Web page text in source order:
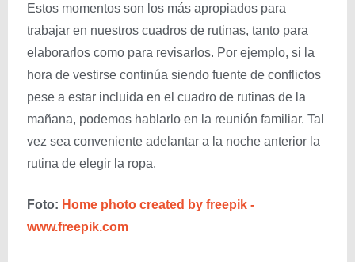
Estos momentos son los más apropiados para
trabajar en nuestros cuadros de rutinas, tanto para
elaborarlos como para revisarlos. Por ejemplo, si la
hora de vestirse continúa siendo fuente de conflictos
pese a estar incluida en el cuadro de rutinas de la
mañana, podemos hablarlo en la reunión familiar. Tal
vez sea conveniente adelantar a la noche anterior la
rutina de elegir la ropa.
Foto: Home photo created by freepik -
www.freepik.com